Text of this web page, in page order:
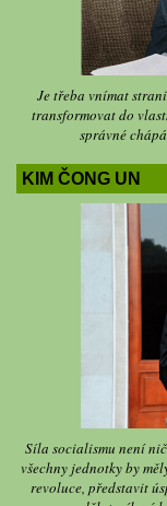
Je třeba vnímat
transformovat do
správné
KIM ČONG UN
Síla socialismu není
všechny jednotky by
revoluce, představit